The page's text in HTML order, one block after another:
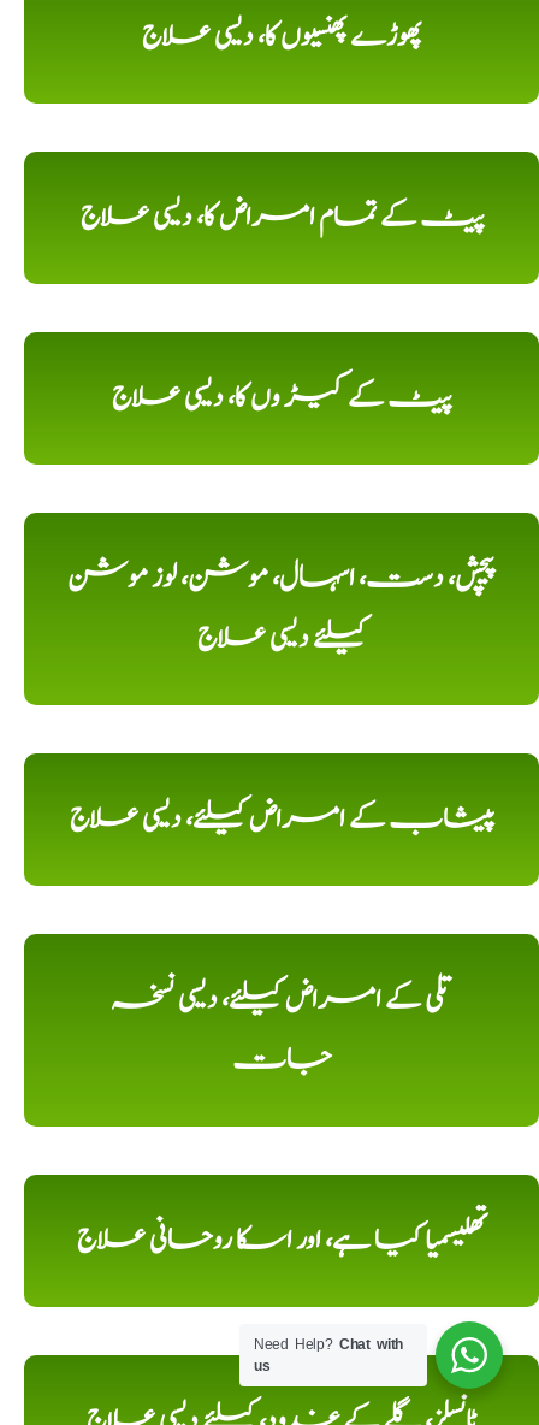
پھوڑے پھنسیوں کا، دیسی علاج
پیٹ کے تمام امراض کا، دیسی علاج
پیٹ کے کیڑ وں کا، دیسی علاج
پیچش، دست، اسہال، موشن، لوز موشن
کیلئے دیسی علاج
پیشاب کے امراض کیلئے، دیسی علاج
تلی کے امراض کیلئے، دیسی نسخہ
جات
تھلیسمیا کیا ہے، اور اسکا روحانی علاج
Need Help?Chat with
us